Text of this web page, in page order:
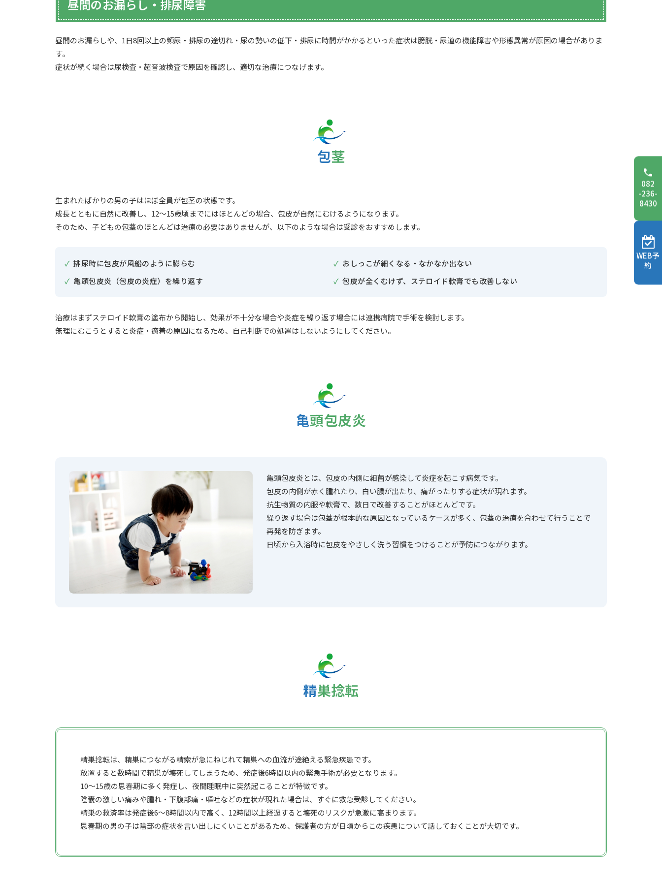
昼間のお漏らし・排尿障害
昼間のお漏らしや、1日8回以上の頻尿・排尿の途切れ・尿の勢いの低下・排尿に時間がかかるといった症状は膀胱・尿道の機能障害や形態異常が原因の場合がありま
す。
症状が続く場合は尿検査・超音波検査で原因を確認し、適切な治療につなげます。
包茎
生まれたばかりの男の子はほぼ全員が包茎の状態です。
成長とともに自然に改善し、12〜15歳頃までにはほとんどの場合、包皮が自然にむけるようになります。
そのため、子どもの包茎のほとんどは治療の必要はありませんが、以下のような場合は受診をおすすめします。
排尿時に包皮が風船のように膨らむ
おしっこが細くなる・なかなか出ない
亀頭包皮炎（包皮の炎症）を繰り返す
包皮が全くむけず、ステロイド軟膏でも改善しない
治療はまずステロイド軟膏の塗布から開始し、効果が不十分な場合や炎症を繰り返す場合には連携病院で手術を検討します。
無理にむこうとすると炎症・癒着の原因になるため、自己判断での処置はしないようにしてください。
亀頭包皮炎
亀頭包皮炎とは、包皮の内側に細菌が感染して炎症を起こす病気です。
包皮の内側が赤く腫れたり、白い膿が出たり、痛がったりする症状が現れます。
抗生物質の内服や軟膏で、数日で改善することがほとんどです。
繰り返す場合は包茎が根本的な原因となっているケースが多く、包茎の治療を合わせて行うことで
再発を防ぎます。
日頃から入浴時に包皮をやさしく洗う習慣をつけることが予防につながります。
精巣捻転
精巣捻転は、精巣につながる精索が急にねじれて精巣への血流が途絶える緊急疾患です。
放置すると数時間で精巣が壊死してしまうため、発症後6時間以内の緊急手術が必要となります。
10〜15歳の思春期に多く発症し、夜間睡眠中に突然起こることが特徴です。
陰嚢の激しい痛みや腫れ・下腹部痛・嘔吐などの症状が現れた場合は、すぐに救急受診してください。
精巣の救済率は発症後6〜8時間以内で高く、12時間以上経過すると壊死のリスクが急激に高まります。
思春期の男の子は陰部の症状を言い出しにくいことがあるため、保護者の方が日頃からこの疾患について話しておくことが大切です。
082
-236-
8430
WEB予
約